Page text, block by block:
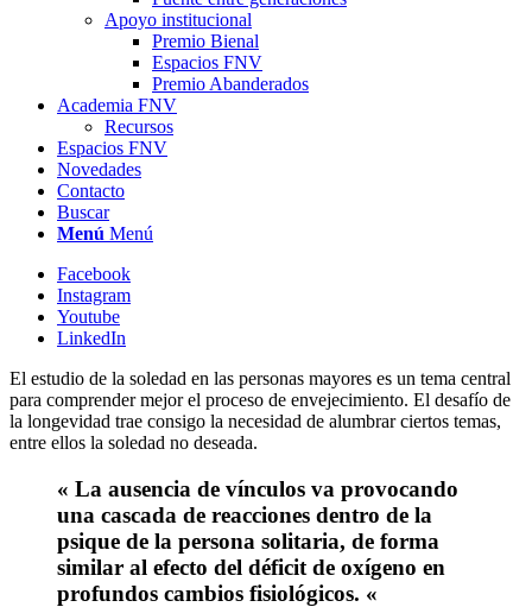
Apoyo institucional
Premio Bienal
Espacios FNV
Premio Abanderados
Academia FNV
Recursos
Espacios FNV
Novedades
Contacto
Buscar
Menú Menú
Facebook
Instagram
Youtube
LinkedIn
El estudio de la soledad en las personas mayores es un tema central
para comprender mejor el proceso de envejecimiento. El desafío de
la longevidad trae consigo la necesidad de alumbrar ciertos temas,
entre ellos la soledad no deseada.
« La ausencia de vínculos va provocando
una cascada de reacciones dentro de la
psique de la persona solitaria, de forma
similar al efecto del déficit de oxígeno en
profundos cambios fisiológicos. «